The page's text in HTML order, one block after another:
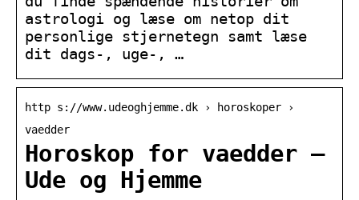
astrologi og læse om netop dit
personlige stjernetegn samt læse
dit dags-, uge-, …
http s://www.udeoghjemme.dk › horoskoper ›
vaedder
Horoskop for vaedder –
Ude og Hjemme